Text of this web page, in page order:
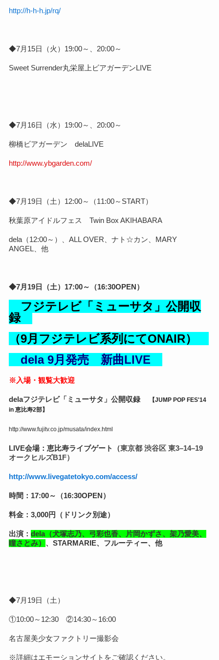
http://h-h-h.jp/rq/
◆7月15日（火）19:00～、20:00～
Sweet Surrender丸栄屋上ビアガーデンLIVE
◆7月16日（水）19:00～、20:00～
柳橋ビアガーデン delaLIVE
http://www.ybgarden.com/
◆7月19日（土）12:00～（11:00～START）
秋葉原アイドルフェス Twin Box AKIHABARA
dela（12:00～）、ALL OVER、ナト☆カン、MARY
ANGEL、他
◆7月19日（土）17:00～（16:30OPEN）
フジテレビ「ミューサタ」公開収
録
（9月フジテレビ系列にてONAIR）
dela 9月発売 新曲LIVE
※入場・観覧大歓迎
delaフジテレビ「ミューサタ」公開収録
【JUMP POP FES'14
in 恵比寿2部】
http://www.fujitv.co.jp/musata/index.html
LIVE会場：恵比寿ライブゲート（東京都 渋谷区 東3–14–19
オークヒルズB1F）
http://www.livegatetokyo.com/access/
時間：17:00～（16:30OPEN）
料金：3,000円（ドリンク別途）
出演： dela（犬塚志乃、弓彩也香、片岡かずさ、架乃愛美、
瞳さとみ） 、STARMARIE、フルーティー、他
◆7月19日（土）
①10:00～12:30 ②14:30～16:00
名古屋美少女ファクトリー撮影会
※詳細はエモーションサイトをご確認ください。